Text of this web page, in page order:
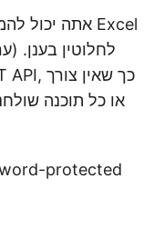
protected